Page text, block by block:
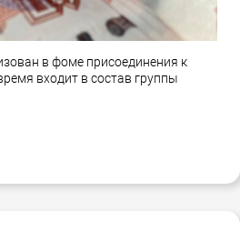
в фоме присоединения к
входит в состав группы